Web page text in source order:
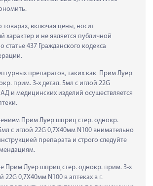
включая цены, носит
характер и не является публичной
статье 437 Гражданского кодекса
препаратов, таких как  Прим Луер
прим. 3-х детал. 5мл с иглой 22G
и медицинских изделий осуществляется
Прим Луер шприц стер. однокр.
с иглой 22G 0,7Х40мм N100 внимательно
препарата и строго следуйте
Прим Луер шприц стер. однокр. прим. 3-х
22G 0,7Х40мм N100 в аптеках в г.